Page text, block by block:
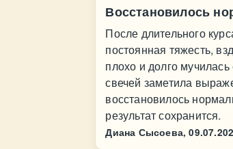
Восстановилось
После длительного
постоянная тяжесть,
плохо и долго
свечей заметила
восстановилось
результат сохранится.
Диана Сысоева,